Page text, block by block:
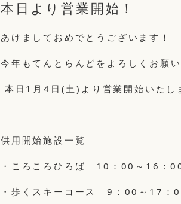
本日より営業開始！
あけましておめでとうございます！
今年もてんとらんどをよろしくお願い
本日1月4日(土)より営業開始いたし
供用開始施設一覧
・ころころひろば 10：00～16：
・歩くスキーコース 9：00～17：